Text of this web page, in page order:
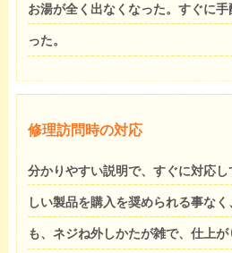
お湯が全く出なくなった。すぐに
った。
修理訪問時の対応
分かりやすい説明で、すぐに対応
しい製品を購入を奨められる事な
も、ネジね外しかたが雑で、仕上が